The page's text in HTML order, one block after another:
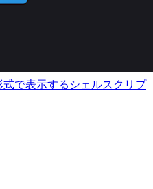
で表示するシェルスクリプ